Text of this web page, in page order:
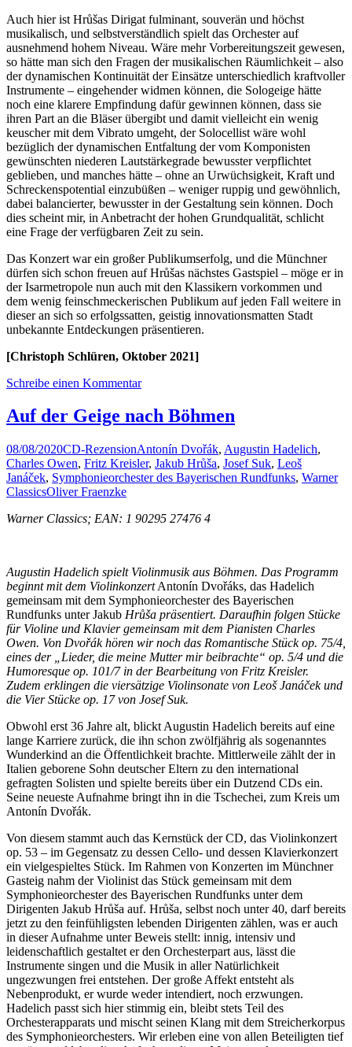
Auch hier ist Hrůšas Dirigat fulminant, souverän und höchst
musikalisch, und selbstverständlich spielt das Orchester auf
ausnehmend hohem Niveau. Wäre mehr Vorbereitungszeit gewesen,
so hätte man sich den Fragen der musikalischen Räumlichkeit – also
der dynamischen Kontinuität der Einsätze unterschiedlich kraftvoller
Instrumente – eingehender widmen können, die Sologeige hätte
noch eine klarere Empfindung dafür gewinnen können, dass sie
ihren Part an die Bläser übergibt und damit vielleicht ein wenig
keuscher mit dem Vibrato umgeht, der Solocellist wäre wohl
bezüglich der dynamischen Entfaltung der vom Komponisten
gewünschten niederen Lautstärkegrade bewusster verpflichtet
geblieben, und manches hätte – ohne an Urwüchsigkeit, Kraft und
Schreckenspotential einzubüßen – weniger ruppig und gewöhnlich,
dabei balancierter, bewusster in der Gestaltung sein können. Doch
dies scheint mir, in Anbetracht der hohen Grundqualität, schlicht
eine Frage der verfügbaren Zeit zu sein.
Das Konzert war ein großer Publikumserfolg, und die Münchner
dürfen sich schon freuen auf Hrůšas nächstes Gastspiel – möge er in
der Isarmetropole nun auch mit den Klassikern vorkommen und
dem wenig feinschmeckerischen Publikum auf jeden Fall weitere in
dieser an sich so erfolgssatten, geistig innovationsmatten Stadt
unbekannte Entdeckungen präsentieren.
[Christoph Schlüren, Oktober 2021]
Schreibe einen Kommentar
Auf der Geige nach Böhmen
08/08/2020CD-RezensionAntonín Dvořák, Augustin Hadelich,
Charles Owen, Fritz Kreisler, Jakub Hrůša, Josef Suk, Leoš
Janáček, Symphonieorchester des Bayerischen Rundfunks, Warner
ClassicsOliver Fraenzke
Warner Classics; EAN: 1 90295 27476 4
Augustin Hadelich spielt Violinmusik aus Böhmen. Das Programm
beginnt mit dem ViolinkonzertAntonín Dvořáks, das Hadelich
gemeinsam mit dem Symphonieorchester des Bayerischen
Rundfunks unter Jakub Hrůša präsentiert. Daraufhin folgen Stücke
für Violine und Klavier gemeinsam mit dem Pianisten Charles
Owen. Von Dvořák hören wir noch das Romantische Stück op. 75/4,
eines der „Lieder, die meine Mutter mir beibrachte“ op. 5/4 und die
Humoresque op. 101/7 in der Bearbeitung von Fritz Kreisler.
Zudem erklingen die viersätzige Violinsonate von Leoš Janáček und
die Vier Stücke op. 17 von Josef Suk.
Obwohl erst 36 Jahre alt, blickt Augustin Hadelich bereits auf eine
lange Karriere zurück, die ihn schon zwölfjährig als sogenanntes
Wunderkind an die Öffentlichkeit brachte. Mittlerweile zählt der in
Italien geborene Sohn deutscher Eltern zu den international
gefragten Solisten und spielte bereits über ein Dutzend CDs ein.
Seine neueste Aufnahme bringt ihn in die Tschechei, zum Kreis um
Antonín Dvořák.
Von diesem stammt auch das Kernstück der CD, das Violinkonzert
op. 53 – im Gegensatz zu dessen Cello- und dessen Klavierkonzert
ein vielgespieltes Stück. Im Rahmen von Konzerten im Münchner
Gasteig nahm der Violinist das Stück gemeinsam mit dem
Symphonieorchester des Bayerischen Rundfunks unter dem
Dirigenten Jakub Hrůša auf. Hrůša, selbst noch unter 40, darf bereits
jetzt zu den feinfühligsten lebenden Dirigenten zählen, was er auch
in dieser Aufnahme unter Beweis stellt: innig, intensiv und
leidenschaftlich gestaltet er den Orchesterpart aus, lässt die
Instrumente singen und die Musik in aller Natürlichkeit
ungezwungen frei entstehen. Der große Affekt entsteht als
Nebenprodukt, er wurde weder intendiert, noch erzwungen.
Hadelich passt sich hier stimmig ein, bleibt stets Teil des
Orchesterapparats und mischt seinen Klang mit dem Streicherkorpus
des Symphonieorchesters. Wir erleben eine von allen Beteiligten tief